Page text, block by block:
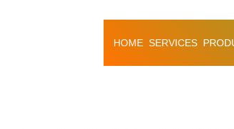
HOME SERVICES